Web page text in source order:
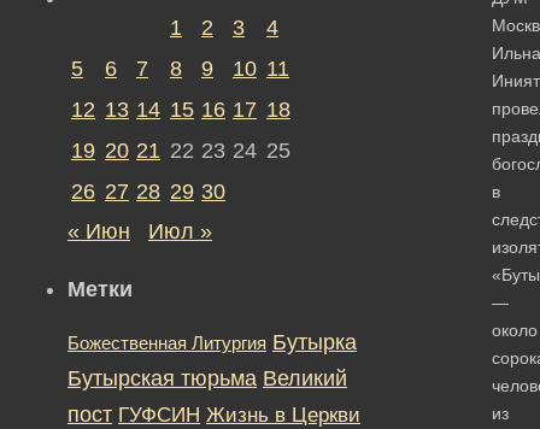
в
—
около
из
1 2 3
4
5
6 7 8 9 10 11
12 13 14 15 16 17 18
19 20 21 22 23 24 25
26 27 28 29 30
« Июн
Июл »
Метки
Божественная Литургия Бутырка
Бутырская тюрьма Великий
пост ГУФСИН Жизнь в Церкви